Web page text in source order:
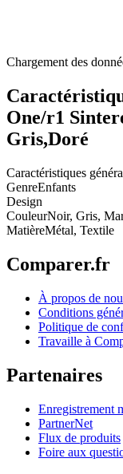
Chargement des
One/r1
Gris,Doré
Caractéristiques
GenreEnfants
Design
CouleurNoir, Gris,
MatièreMétal, Textile
Comparer.fr
À propos de
Conditions
Politique de
Travaille à
Partenaires
Enregistrement
PartnerNet
Flux de produits
Foire aux